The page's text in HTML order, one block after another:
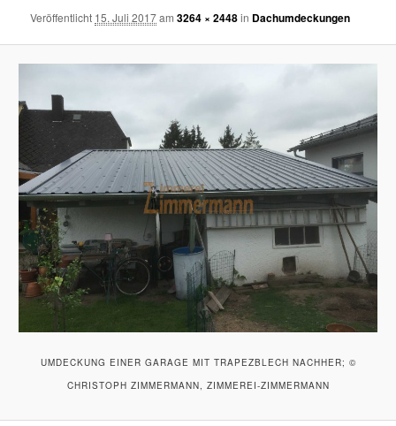
Veröffentlicht 15. Juli 2017am3264 × 2448in Dachumdeckungen
UMDECKUNG EINER GARAGE MIT TRAPEZBLECH NACHHER; ©
CHRISTOPH ZIMMERMANN, ZIMMEREI-ZIMMERMANN